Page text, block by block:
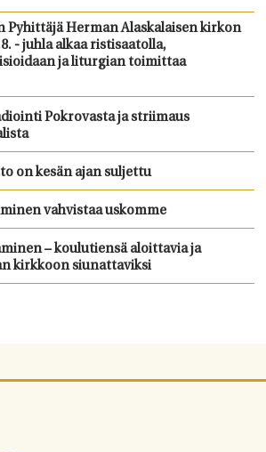
Pyhittäjä Herman Alaskalaisen kirkon
- juhla alkaa ristisaatolla,
ja liturgian toimittaa
Pokrovasta ja striimaus
on kesän ajan suljettu
vahvistaa uskomme
– koulutiensä aloittavia ja
kirkkoon siunattaviksi